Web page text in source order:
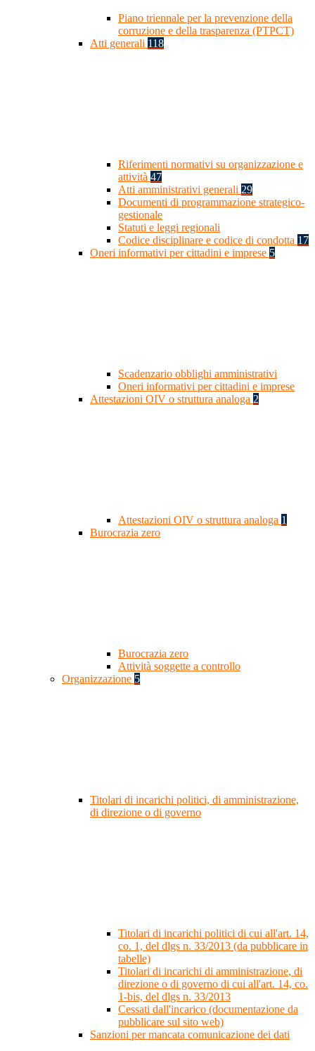
Piano triennale per la prevenzione della
corruzione e della trasparenza (PTPCT)
Atti generali 118
Riferimenti normativi su organizzazione e
attività 47
Atti amministrativi generali 29
Documenti di programmazione strategico-
gestionale
Statuti e leggi regionali
Codice disciplinare e codice di condotta 17
Oneri informativi per cittadini e imprese 5
Scadenzario obblighi amministrativi
Oneri informativi per cittadini e imprese
Attestazioni OIV o struttura analoga 2
Attestazioni OIV o struttura analoga 1
Burocrazia zero
Burocrazia zero
Attività soggette a controllo
Organizzazione 5
Titolari di incarichi politici, di amministrazione,
di direzione o di governo
Titolari di incarichi politici di cui all'art. 14,
co. 1, del dlgs n. 33/2013 (da pubblicare in
tabelle)
Titolari di incarichi di amministrazione, di
direzione o di governo di cui all'art. 14, co.
1-bis, del dlgs n. 33/2013
Cessati dall'incarico (documentazione da
pubblicare sul sito web)
Sanzioni per mancata comunicazione dei dati